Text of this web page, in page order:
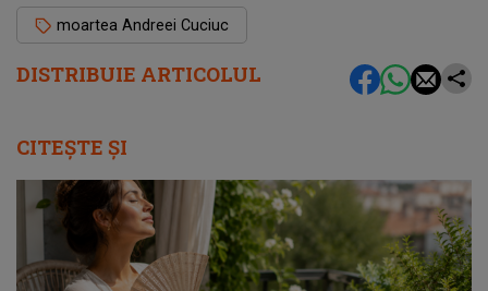
DISTRIBUIE ARTICOLUL
moartea Andreei Cuciuc
CITEȘTE ȘI